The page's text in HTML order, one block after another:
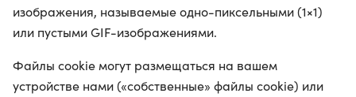
изображения, называемые одно-пиксельными (1×1)
или пустыми GIF-изображениями.
Файлы cookie могут размещаться на вашем
устройстве нами («собственные» файлы cookie) или